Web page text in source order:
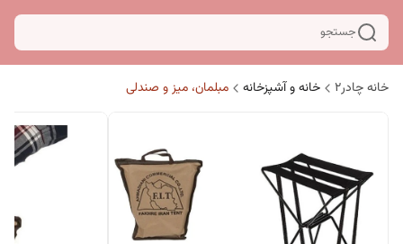
جستجو
خانه چادر۲ خانه و آشپزخانه مبلمان، میز و صندلی